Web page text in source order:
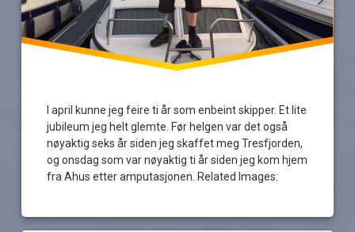
I april kunne jeg feire ti år som enbeint skipper. Et lite
jubileum jeg helt glemte. Før helgen var det også
nøyaktig seks år siden jeg skaffet meg Tresfjorden,
og onsdag som var nøyaktig ti år siden jeg kom hjem
fra Ahus etter amputasjonen. Related Images: